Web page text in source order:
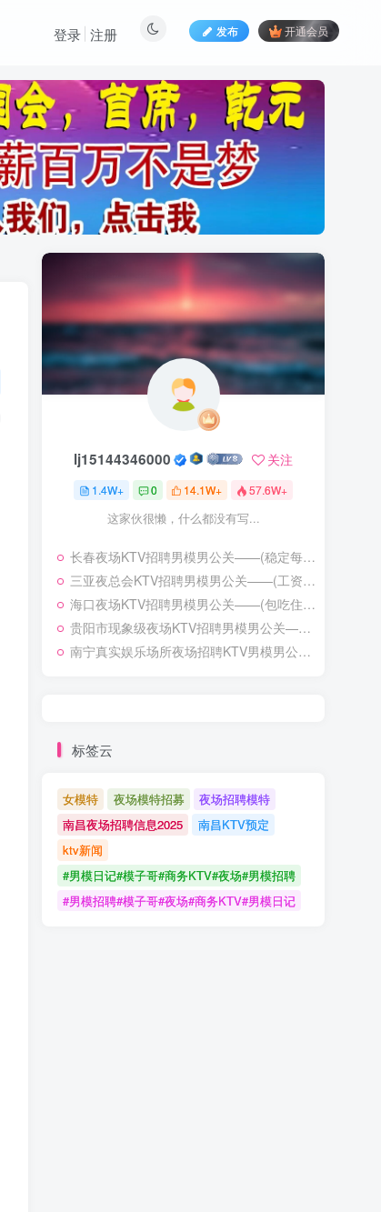
发布 开通会员
登录 注册
lj15144346000 关注
1.4W+ 0 14.1W+ 57.6W+
这家伙很懒，什么都没有写...
长春夜场KTV招聘男模男公关——(稳定每天收入1200起步)——激发潜能超越自我
三亚夜总会KTV招聘男模男公关——(工资日结)实力领队自招——热门职位有助你早日实现财富自由
海口夜场KTV招聘男模男公关——(包吃住——可兼职——无押金)——业绩能力突出成功迈进高端序列
贵阳市现象级夜场KTV招聘男模男公关——{真实免押金}这里生意好——失败乃成功之母
南宁真实娱乐场所夜场招聘KTV男模男公关——服务员可兼职当天结算流量大——重金签约精英骨干共谋发财大计
标签云
女模特 夜场模特招募
夜场招聘模特
南昌夜场招聘信息2025
南昌KTV预定
ktv新闻
#男模日记#模子哥#商务KTV#夜场#男模招聘
#男模招聘#模子哥#夜场#商务KTV#男模日记